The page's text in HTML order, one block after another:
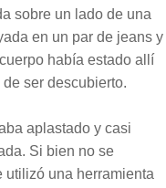
sobre un lado de una
en un par de jeans y
había estado allí
ser descubierto.
aplastado y casi
Si bien no se
utilizó una herramienta